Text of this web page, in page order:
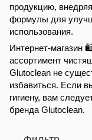
продукцию,
формулы для
использования.
Интернет-магазин
ассортимент
Glutoclean не
избавиться. Если
гигиену, вам
бренда Glutoclean.